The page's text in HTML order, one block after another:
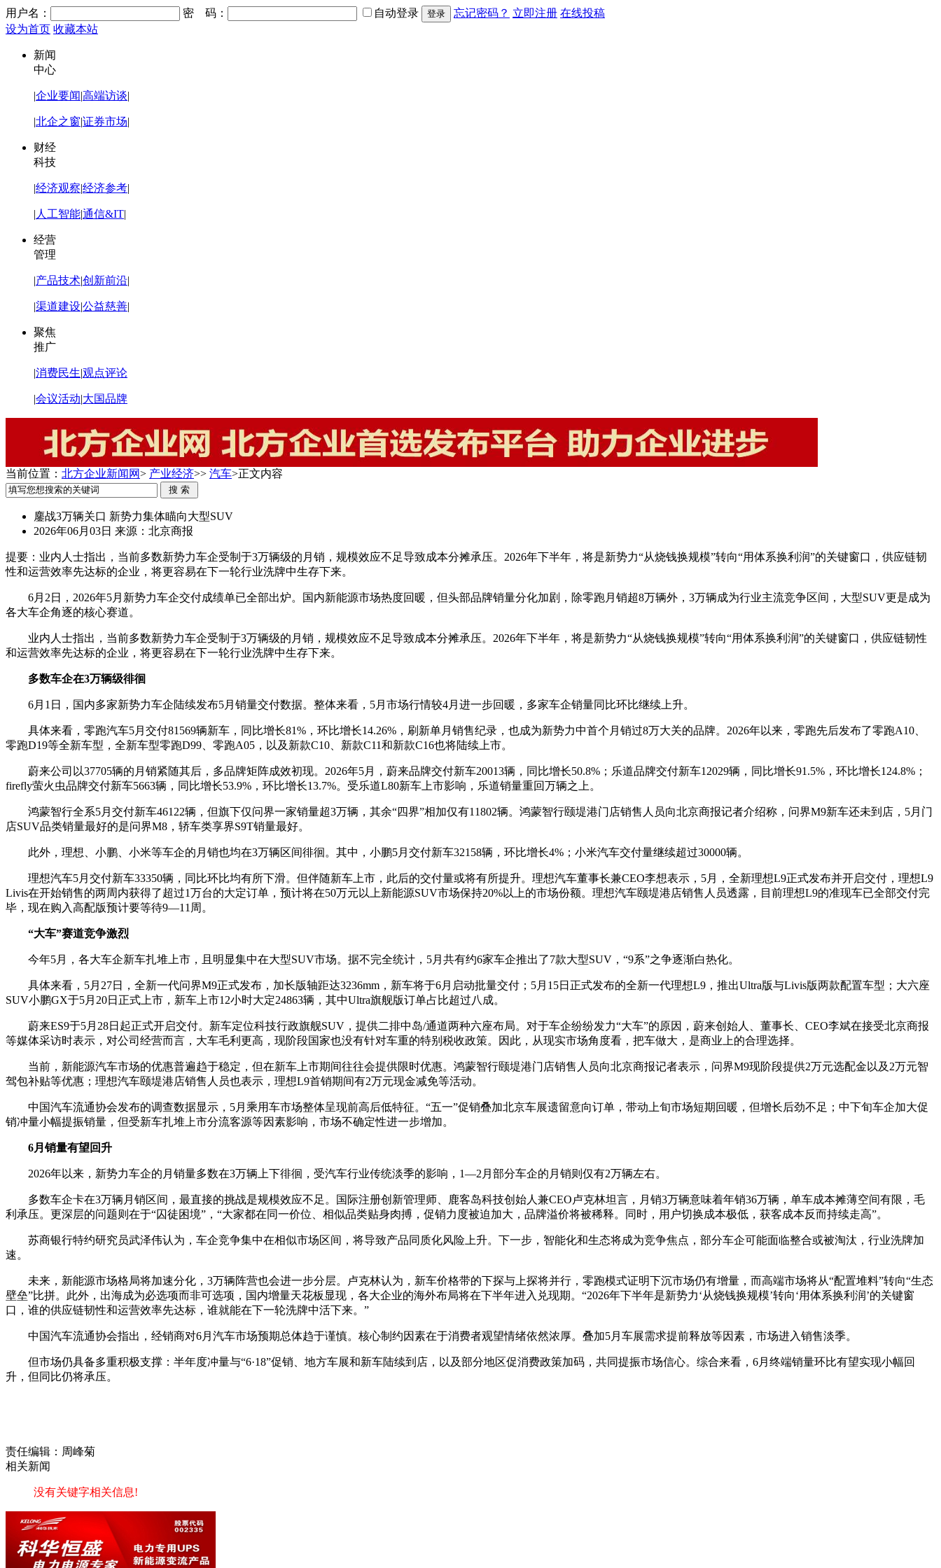
用户名： 密 码： 自动登录 忘记密码？ 立即注册 在线投稿
设为首页 收藏本站
新闻
中心
|企业要闻|高端访谈|
|北企之窗|证券市场|
财经
科技
|经济观察|经济参考|
| 人工智能|通信&IT|
经营
管理
|产品技术|创新前沿|
|渠道建设|公益慈善|
聚焦
推广
|消费民生|观点评论
|会议活动|大国品牌
当前位置： 北方企业新闻网> 产业经济>> 汽车>正文内容
鏖战3万辆关口 新势力集体瞄向大型SUV
2026年06月03日 来源：北京商报
提要： 业内人士指出，当前多数新势力车企受制于3万辆级的月销，规模效应不足导致成本分摊承压。2026年下半年，将是新势力“从烧钱换规模”转向“用体系换利润”的关键窗口，供应链韧
性和运营效率先达标的企业，将更容易在下一轮行业洗牌中生存下来。
6月2日，2026年5月新势力车企交付成绩单已全部出炉。国内新能源市场热度回暖，但头部品牌销量分化加剧，除零跑月销超8万辆外，3万辆成为行业主流竞争区间，大型SUV更是成为
各大车企角逐的核心赛道。
业内人士指出，当前多数新势力车企受制于3万辆级的月销，规模效应不足导致成本分摊承压。2026年下半年，将是新势力“从烧钱换规模”转向“用体系换利润”的关键窗口，供应链韧性
和运营效率先达标的企业，将更容易在下一轮行业洗牌中生存下来。
多数车企在3万辆级徘徊
6月1日，国内多家新势力车企陆续发布5月销量交付数据。整体来看，5月市场行情较4月进一步回暖，多家车企销量同比环比继续上升。
具体来看，零跑汽车5月交付81569辆新车，同比增长81%，环比增长14.26%，刷新单月销售纪录，也成为新势力中首个月销过8万大关的品牌。2026年以来，零跑先后发布了零跑A10、
零跑D19等全新车型，全新车型零跑D99、零跑A05，以及新款C10、新款C11和新款C16也将陆续上市。
蔚来公司以37705辆的月销紧随其后，多品牌矩阵成效初现。2026年5月，蔚来品牌交付新车20013辆，同比增长50.8%；乐道品牌交付新车12029辆，同比增长91.5%，环比增长124.8%；
firefly萤火虫品牌交付新车5663辆，同比增长53.9%，环比增长13.7%。受乐道L80新车上市影响，乐道销量重回万辆之上。
鸿蒙智行全系5月交付新车46122辆，但旗下仅问界一家销量超3万辆，其余“四界”相加仅有11802辆。鸿蒙智行颐堤港门店销售人员向北京商报记者介绍称，问界M9新车还未到店，5月门
店SUV品类销量最好的是问界M8，轿车类享界S9T销量最好。
此外，理想、小鹏、小米等车企的月销也均在3万辆区间徘徊。其中，小鹏5月交付新车32158辆，环比增长4%；小米汽车交付量继续超过30000辆。
理想汽车5月交付新车33350辆，同比环比均有所下滑。但伴随新车上市，此后的交付量或将有所提升。理想汽车董事长兼CEO李想表示，5月，全新理想L9正式发布并开启交付，理想L9
Livis在开始销售的两周内获得了超过1万台的大定订单，预计将在50万元以上新能源SUV市场保持20%以上的市场份额。理想汽车颐堤港店销售人员透露，目前理想L9的准现车已全部交付完
毕，现在购入高配版预计要等待9—11周。
“大车”赛道竞争激烈
今年5月，各大车企新车扎堆上市，且明显集中在大型SUV市场。据不完全统计，5月共有约6家车企推出了7款大型SUV，“9系”之争逐渐白热化。
具体来看，5月27日，全新一代问界M9正式发布，加长版轴距达3236mm，新车将于6月启动批量交付；5月15日正式发布的全新一代理想L9，推出Ultra版与Livis版两款配置车型；大六座
SUV小鹏GX于5月20日正式上市，新车上市12小时大定24863辆，其中Ultra旗舰版订单占比超过八成。
蔚来ES9于5月28日起正式开启交付。新车定位科技行政旗舰SUV，提供二排中岛/通道两种六座布局。对于车企纷纷发力“大车”的原因，蔚来创始人、董事长、CEO李斌在接受北京商报
等媒体采访时表示，对公司经营而言，大车毛利更高，现阶段国家也没有针对车重的特别税收政策。因此，从现实市场角度看，把车做大，是商业上的合理选择。
当前，新能源汽车市场的优惠普遍趋于稳定，但在新车上市期间往往会提供限时优惠。鸿蒙智行颐堤港门店销售人员向北京商报记者表示，问界M9现阶段提供2万元选配金以及2万元智
驾包补贴等优惠；理想汽车颐堤港店销售人员也表示，理想L9首销期间有2万元现金减免等活动。
中国汽车流通协会发布的调查数据显示，5月乘用车市场整体呈现前高后低特征。“五一”促销叠加北京车展遗留意向订单，带动上旬市场短期回暖，但增长后劲不足；中下旬车企加大促
销冲量小幅提振销量，但受新车扎堆上市分流客源等因素影响，市场不确定性进一步增加。
6月销量有望回升
2026年以来，新势力车企的月销量多数在3万辆上下徘徊，受汽车行业传统淡季的影响，1—2月部分车企的月销则仅有2万辆左右。
多数车企卡在3万辆月销区间，最直接的挑战是规模效应不足。国际注册创新管理师、鹿客岛科技创始人兼CEO卢克林坦言，月销3万辆意味着年销36万辆，单车成本摊薄空间有限，毛
利承压。更深层的问题则在于“囚徒困境”，“大家都在同一价位、相似品类贴身肉搏，促销力度被迫加大，品牌溢价将被稀释。同时，用户切换成本极低，获客成本反而持续走高”。
苏商银行特约研究员武泽伟认为，车企竞争集中在相似市场区间，将导致产品同质化风险上升。下一步，智能化和生态将成为竞争焦点，部分车企可能面临整合或被淘汰，行业洗牌加
速。
未来，新能源市场格局将加速分化，3万辆阵营也会进一步分层。卢克林认为，新车价格带的下探与上探将并行，零跑模式证明下沉市场仍有增量，而高端市场将从“配置堆料”转向“生态
壁垒”比拼。此外，出海成为必选项而非可选项，国内增量天花板显现，各大企业的海外布局将在下半年进入兑现期。“2026年下半年是新势力‘从烧钱换规模’转向‘用体系换利润’的关键窗
口，谁的供应链韧性和运营效率先达标，谁就能在下一轮洗牌中活下来。”
中国汽车流通协会指出，经销商对6月汽车市场预期总体趋于谨慎。核心制约因素在于消费者观望情绪依然浓厚。叠加5月车展需求提前释放等因素，市场进入销售淡季。
但市场仍具备多重积极支撑：半年度冲量与“6·18”促销、地方车展和新车陆续到店，以及部分地区促消费政策加码，共同提振市场信心。综合来看，6月终端销量环比有望实现小幅回
升，但同比仍将承压。
责任编辑：周峰菊
相关新闻
没有关键字相关信息!